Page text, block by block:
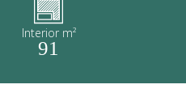
Interior m²
91